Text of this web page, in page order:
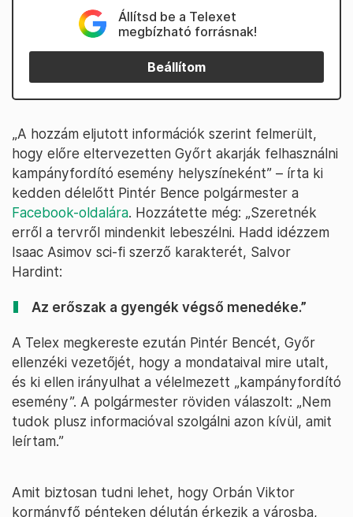
Állítsd be a Telexet
megbízható forrásnak!
Beállítom
„A hozzám eljutott információk szerint felmerült,
hogy előre eltervezetten Győrt akarják felhasználni
kampányfordító esemény helyszíneként” – írta ki
kedden délelőtt Pintér Bence polgármester a
Facebook-oldalára. Hozzátette még: „Szeretnék
erről a tervről mindenkit lebeszélni. Hadd idézzem
Isaac Asimov sci-fi szerző karakterét, Salvor
Hardint:
Az erőszak a gyengék végső menedéke.”
A Telex megkereste ezután Pintér Bencét, Győr
ellenzéki vezetőjét, hogy a mondataival mire utalt,
és ki ellen irányulhat a vélelmezett „kampányfordító
esemény”. A polgármester röviden válaszolt: „Nem
tudok plusz informacióval szolgálni azon kívül, amit
leírtam.”
Amit biztosan tudni lehet, hogy Orbán Viktor
kormányfő pénteken délután érkezik a városba,